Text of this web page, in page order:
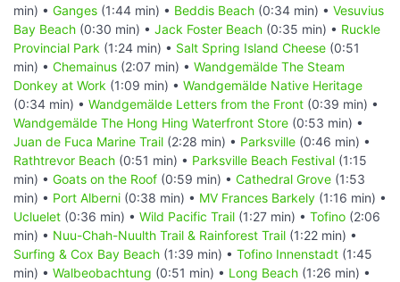
min) • Ganges (1:44 min) • Beddis Beach (0:34 min) • Vesuvius
Bay Beach (0:30 min) • Jack Foster Beach (0:35 min) • Ruckle
Provincial Park (1:24 min) • Salt Spring Island Cheese (0:51
min) • Chemainus (2:07 min) • Wandgemälde The Steam
Donkey at Work (1:09 min) • Wandgemälde Native Heritage
(0:34 min) • Wandgemälde Letters from the Front (0:39 min) •
Wandgemälde The Hong Hing Waterfront Store (0:53 min) •
Juan de Fuca Marine Trail (2:28 min) • Parksville (0:46 min) •
Rathtrevor Beach (0:51 min) • Parksville Beach Festival (1:15
min) • Goats on the Roof (0:59 min) • Cathedral Grove (1:53
min) • Port Alberni (0:38 min) • MV Frances Barkely (1:16 min) •
Ucluelet (0:36 min) • Wild Pacific Trail (1:27 min) • Tofino (2:06
min) • Nuu-Chah-Nuulth Trail & Rainforest Trail (1:22 min) •
Surfing & Cox Bay Beach (1:39 min) • Tofino Innenstadt (1:45
min) • Walbeobachtung (0:51 min) • Long Beach (1:26 min) •